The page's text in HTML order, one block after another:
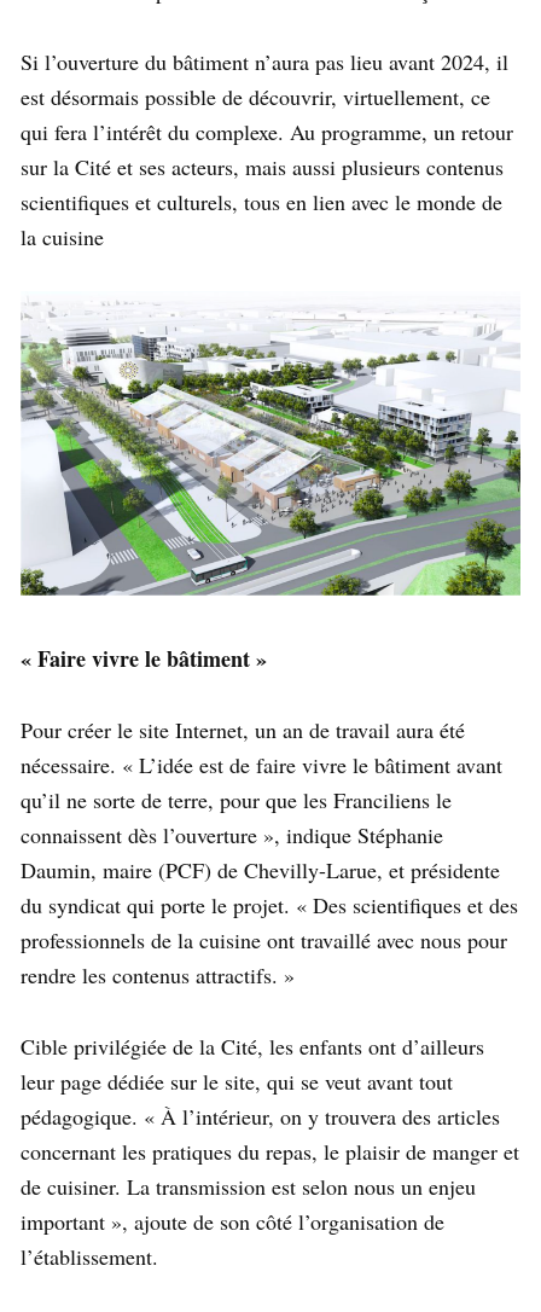
Si l’ouverture du bâtiment n’aura pas lieu avant 2024, il
est désormais possible de découvrir, virtuellement, ce
qui fera l’intérêt du complexe. Au programme, un retour
sur la Cité et ses acteurs, mais aussi plusieurs contenus
scientifiques et culturels, tous en lien avec le monde de
la cuisine
« Faire vivre le bâtiment »
Pour créer le site Internet, un an de travail aura été
nécessaire. « L’idée est de faire vivre le bâtiment avant
qu’il ne sorte de terre, pour que les Franciliens le
connaissent dès l’ouverture », indique Stéphanie
Daumin, maire (PCF) de Chevilly-Larue, et présidente
du syndicat qui porte le projet. « Des scientifiques et des
professionnels de la cuisine ont travaillé avec nous pour
rendre les contenus attractifs. »
Cible privilégiée de la Cité, les enfants ont d’ailleurs
leur page dédiée sur le site, qui se veut avant tout
pédagogique. « À l’intérieur, on y trouvera des articles
concernant les pratiques du repas, le plaisir de manger et
de cuisiner. La transmission est selon nous un enjeu
important », ajoute de son côté l’organisation de
l’établissement.